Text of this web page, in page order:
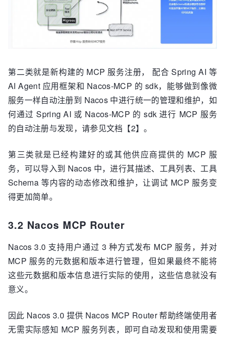
第二类就是新构建的 MCP 服务注册， 配合 Spring AI 等
AI Agent 应用框架和 Nacos-MCP 的 sdk，能够做到像微
服务一样自动注册到 Nacos 中进行统一的管理和维护，如
何通过 Spring AI 或 Nacos-MCP 的 sdk 进行 MCP 服务
的自动注册与发现，请参见文档【2】。
第三类就是已经构建好的或其他供应商提供的 MCP 服
务，可以导入到 Nacos 中，进行其描述、工具列表、工具
Schema 等内容的动态修改和维护，让调试 MCP 服务变
得更加简单。
3.2 Nacos MCP Router
Nacos 3.0 支持用户通过 3 种方式发布 MCP 服务，并对
MCP 服务的元数据和版本进行管理，但如果最终不能将
这些元数据和版本信息进行实际的使用，这些信息就没有
意义。
因此 Nacos 3.0 提供 Nacos MCP Router 帮助终端使用者
无需实际感知 MCP 服务列表，即可自动发现和使用需要